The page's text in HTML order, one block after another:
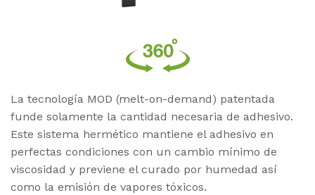
La tecnología MOD (melt-on-demand) patentada
funde solamente la cantidad necesaria de adhesivo.
Este sistema hermético mantiene el adhesivo en
perfectas condiciones con un cambio mínimo de
viscosidad y previene el curado por humedad así
como la emisión de vapores tóxicos.